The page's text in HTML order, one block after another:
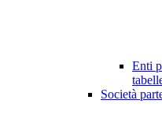
Enti
Società